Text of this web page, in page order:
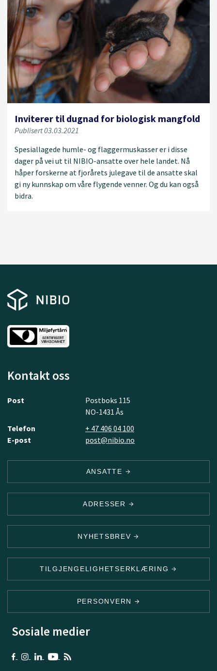
Inviterer til dugnad for biologisk mangfold
Publisert 03.03.2021
Spesiallagede humle- og flaggermuskasser er i disse
dager på vei ut til NIBIO-ansatte over hele landet. Nå
håper forskerne at fjorårets julegave til de ansatte skal
gi ny kunnskap om våre flygende venner. Og du kan også
bidra.
Kontakt oss
Post
Postboks 115
NO-1431 Ås
Telefon
+ 47 406 04 100
E-post
post@nibio.no
ANSATTE
ADRESSER
NYHETSBREV
TILGJENGELIGHETSERKLÆRING
PERSONVERN
Sosiale medier